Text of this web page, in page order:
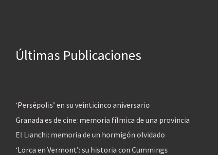
Últimas Publicaciones
‘Persépolis’ en su veinticinco aniversario
Granada es de cine: memoria fílmica de una provincia
El Lianchi: memoria de un hormigón olvidado
‘Lorca en Vermont’: su historia con Cummings